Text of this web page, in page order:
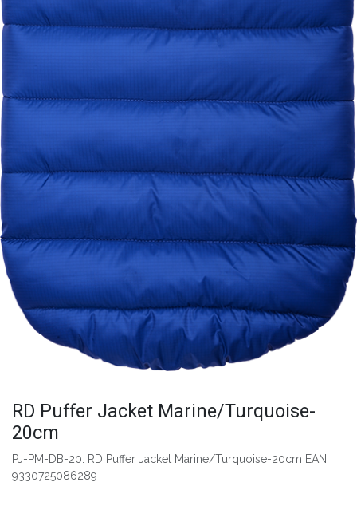
RD Puffer Jacket Marine/Turquoise-
20cm
PJ-PM-DB-20: RD Puffer Jacket Marine/Turquoise-20cm EAN
9330725086289